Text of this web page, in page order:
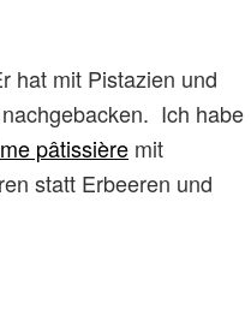
hat mit Pistazien und
Ich habe
pâtissière mit
statt Erbeeren und